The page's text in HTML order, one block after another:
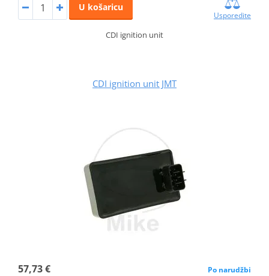
U košaricu
Usporedite
CDI ignition unit
CDI ignition unit JMT
57,73 € Po narudžbi